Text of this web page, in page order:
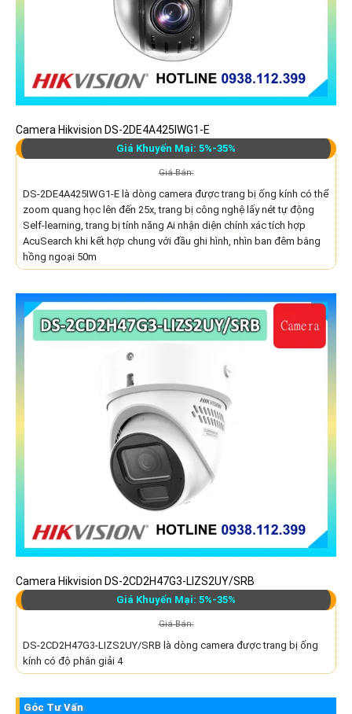
Camera Hikvision DS-2DE4A425IWG1-E
Giá Khuyến Mại: 5%-35%
Giá Bán:
DS-2DE4A425IWG1-E là dòng camera được trang bị ống kính có thể
zoom quang học lên đến 25x, trang bị công nghệ lấy nét tự động
Self-learning, trang bị tính năng Ai nhận diện chính xác tích hợp
AcuSearch khi kết hợp chung với đầu ghi hình, nhìn ban đêm bằng
hồng ngoại 50m
Camera Hikvision DS-2CD2H47G3-LIZS2UY/SRB
Giá Khuyến Mại: 5%-35%
Giá Bán:
DS-2CD2H47G3-LIZS2UY/SRB là dòng camera được trang bị ống
kính có độ phân giải 4
Góc Tư Vấn